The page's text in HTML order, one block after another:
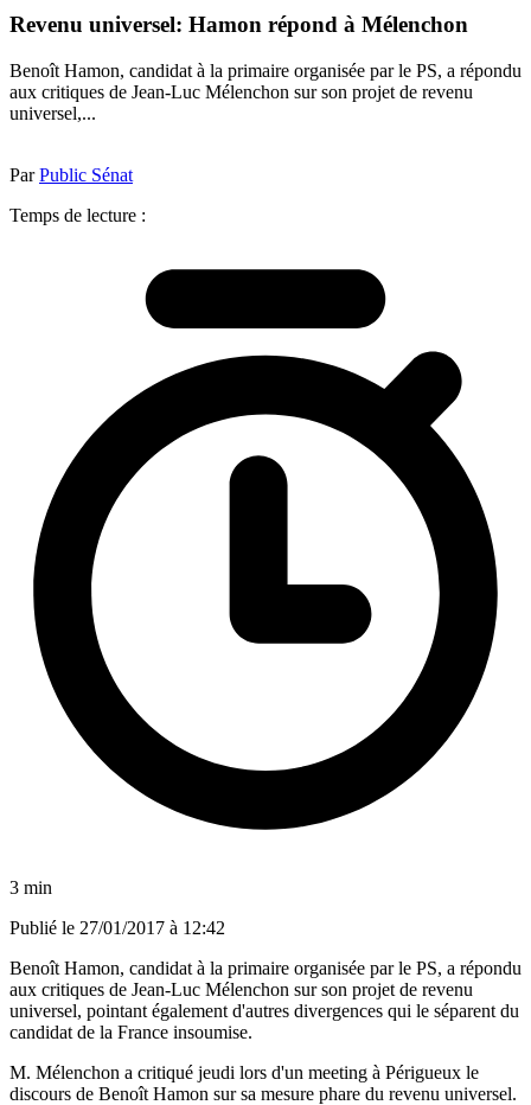
Revenu universel: Hamon répond à Mélenchon
Benoît Hamon, candidat à la primaire organisée par le PS, a répondu
aux critiques de Jean-Luc Mélenchon sur son projet de revenu
universel,...
ParPublic Sénat
Temps de lecture :
3 min
Publié le 27/01/2017 à 12:42
Benoît Hamon, candidat à la primaire organisée par le PS, a répondu
aux critiques de Jean-Luc Mélenchon sur son projet de revenu
universel, pointant également d'autres divergences qui le séparent du
candidat de la France insoumise.
M. Mélenchon a critiqué jeudi lors d'un meeting à Périgueux le
discours de Benoît Hamon sur sa mesure phare du revenu universel.